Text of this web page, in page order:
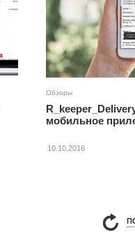
Обзоры
мобильное
10.10.2016